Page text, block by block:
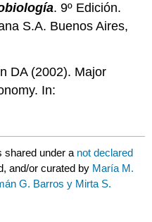
. 9º Edición.
S.A. Buenos Aires,
DA (2002). Major
In:
shared under a not declared
and/or curated by María M.
G. Barros y Mirta S.